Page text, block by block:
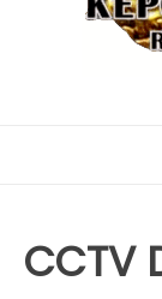
CCTV